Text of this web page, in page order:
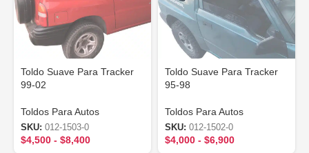
Toldo Suave Para Tracker
99-02
Toldos Para Autos
SKU: 012-1503-0
$4,500 - $8,400
Toldo Suave Para Tracker
95-98
Toldos Para Autos
SKU: 012-1502-0
$4,000 - $6,900